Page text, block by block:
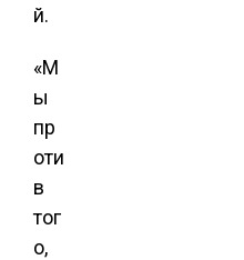
й.
«М
ы
пр
оти
в
тог
о,